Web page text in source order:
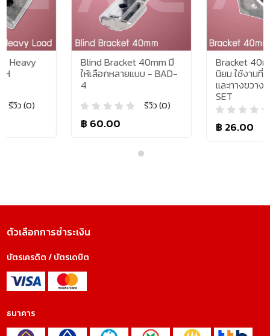
Blind Bracket 40mm มี
ให้เลือกหลายแบบ - BAD-
รีวิว (0)
Bracket 40mm รุ่นยอด
นิยม ใช้งานที่ทั้งทางตรง
และทางขวาง - BAA-4-
รีวิว (0)
ตัวเลือกการชำระเงิน
บัตรเครดิต / บัตรเดบิต
ธนาคาร